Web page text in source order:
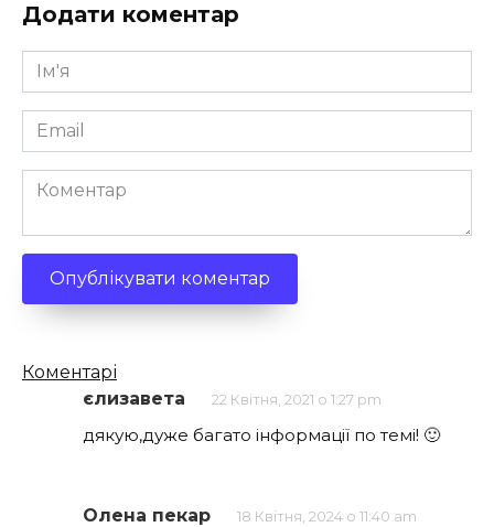
Додати коментар
Ім'я
*
Email
*
Коментар
Кількість
коментарів
Коментарі
єлизавета
22 Квітня, 2021 о 1:27 pm
дякую,дуже багато інформації по темі! 🙂
Олена пекар 18 Квітня, 2024 о 11:40 am